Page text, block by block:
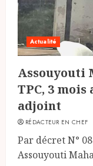
Actualité
Assouyouti
TPC, 3
adjoint
RÉDACTEUR EN CHEF
Par décret N°
Assouyouti